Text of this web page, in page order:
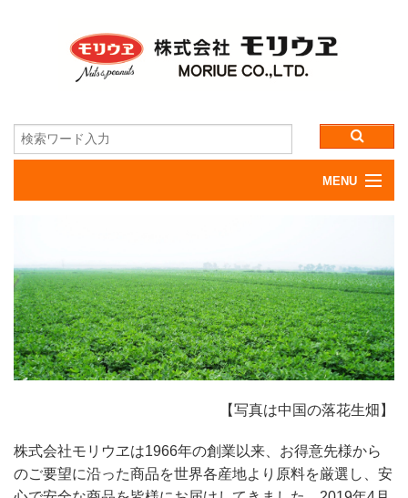
MENU
会社方針
会社概要
製品一覧
アクセス
【写真は中国の落花生畑】
株式会社モリウヱは1966年の創業以来、お得意先様から
のご要望に沿った商品を世界各産地より原料を厳選し、安